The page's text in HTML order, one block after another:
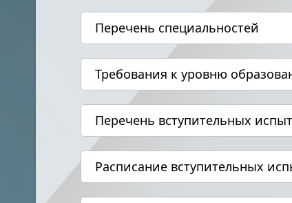
Перечень специальностей
Требования к уровню
Перечень вступительных
Расписание вступительных